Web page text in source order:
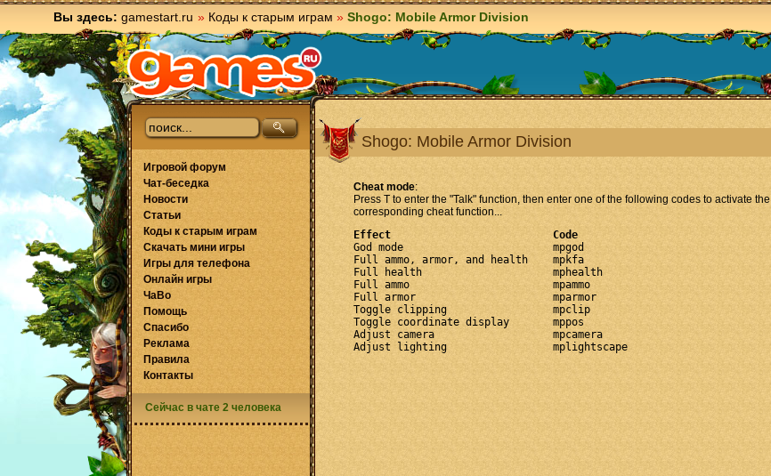
Вы здесь: gamestart.ru » Коды к старым играм » Shogo: Mobile Armor Division
Shogo: Mobile Armor Division
Cheat mode:
Press T to enter the "Talk" function, then enter one of the following codes to activate the
corresponding cheat function...
Effect			     	Code
God mode                     	mpgod
Full ammo, armor, and health 	mpkfa
Full health                  	mphealth
Full ammo                   	mpammo
Full armor                   	mparmor
Toggle clipping              	mpclip
Toggle coordinate display    	mppos
Adjust camera                	mpcamera
Игровой форум
Чат-беседка
Новости
Статьи
Коды к старым играм
Скачать мини игры
Игры для телефона
Онлайн игры
ЧаВо
Помощь
Спасибо
Реклама
Правила
Контакты
Сейчас в чате 2 человека